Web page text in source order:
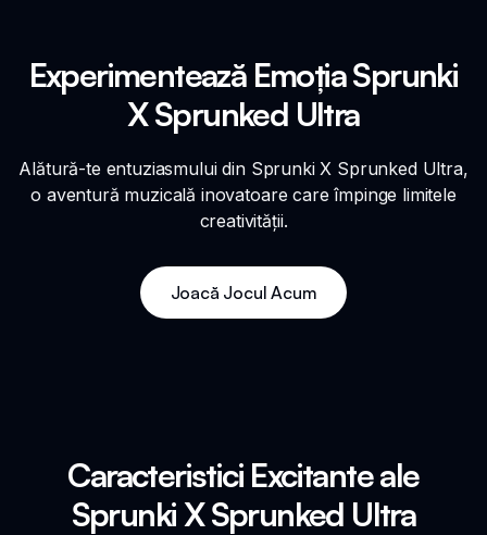
Experimentează Emoția Sprunki
X Sprunked Ultra
Alătură-te entuziasmului din Sprunki X Sprunked Ultra,
o aventură muzicală inovatoare care împinge limitele
creativității.
Joacă Jocul Acum
Caracteristici Excitante ale
Sprunki X Sprunked Ultra